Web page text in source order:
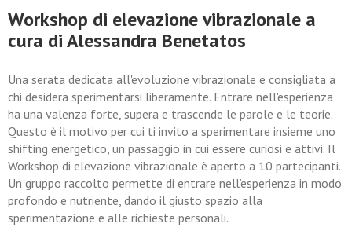
Workshop di elevazione vibrazionale a
cura di Alessandra Benetatos
Una serata dedicata all'evoluzione vibrazionale e consigliata a
chi desidera sperimentarsi liberamente. Entrare nell'esperienza
ha una valenza forte, supera e trascende le parole e le teorie.
Questo è il motivo per cui ti invito a sperimentare insieme uno
shifting energetico, un passaggio in cui essere curiosi e attivi. Il
Workshop di elevazione vibrazionale è aperto a 10 partecipanti.
Un gruppo raccolto permette di entrare nell’esperienza in modo
profondo e nutriente, dando il giusto spazio alla
sperimentazione e alle richieste personali.